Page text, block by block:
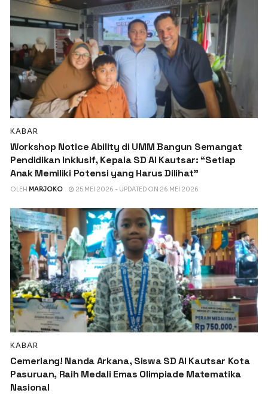
KABAR
Workshop Notice Ability di UMM Bangun Semangat
Pendidikan Inklusif, Kepala SD Al Kautsar: “Setiap
Anak Memiliki Potensi yang Harus Dilihat”
OLEH MARJOKO 25 MEI 2026 - UPDATED ON 26 MEI 2026
KABAR
Cemerlang! Nanda Arkana, Siswa SD Al Kautsar Kota
Pasuruan, Raih Medali Emas Olimpiade Matematika
Nasional